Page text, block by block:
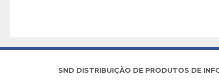
SND DISTRIBUIÇÃO DE PRODUTOS DE